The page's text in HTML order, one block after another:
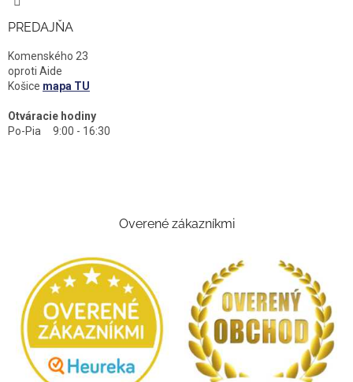
PREDAJŇA
Komenského 23
oproti Aide
Košice mapa TU
Otváracie hodiny
Po-Pia 9:00 - 16:30
Overené zákazníkmi